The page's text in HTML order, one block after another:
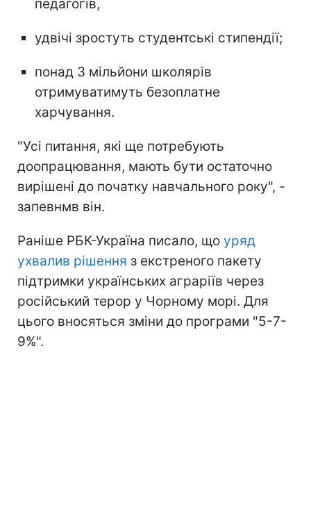
педагогів,
удвічі зростуть студентські стипендії;
понад 3 мільйони школярів
отримуватимуть безоплатне
харчування.
"Усі питання, які ще потребують
доопрацювання, мають бути остаточно
вирішені до початку навчального року", -
запевнмв він.
Раніше РБК-Україна писало, що уряд
ухвалив рішення з екстреного пакету
підтримки українських аграріїв через
російський терор у Чорному морі. Для
цього вносяться зміни до програми "5-7-
9%".